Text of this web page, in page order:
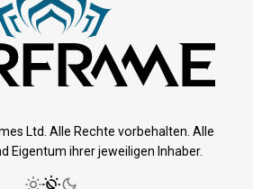
Ltd. Alle Rechte vorbehalten. Alle
Eigentum ihrer jeweiligen Inhaber.